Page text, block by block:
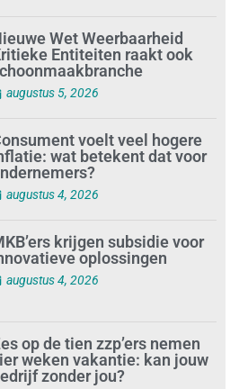
Wet Weerbaarheid
Entiteiten raakt ook
augustus 5, 2026
voelt veel hogere
wat betekent dat voor
augustus 4, 2026
krijgen subsidie voor
oplossingen
augustus 4, 2026
op de tien zzp’ers nemen
weken vakantie: kan jouw
zonder jou?